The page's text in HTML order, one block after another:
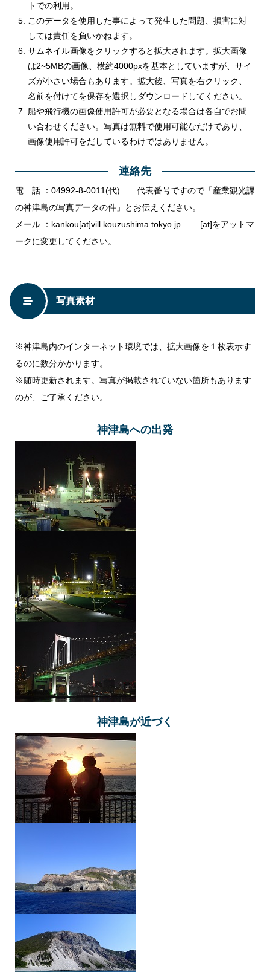
トでの利用。
このデータを使用した事によって発生した問題、損害に対
しては責任を負いかねます。
サムネイル画像をクリックすると拡大されます。拡大画像
は2~5MBの画像、横約4000pxを基本としていますが、サイ
ズが小さい場合もあります。拡大後、写真を右クリック、
名前を付けてを保存を選択しダウンロードしてください。
船や飛行機の画像使用許可が必要となる場合は各自でお問
い合わせください。写真は無料で使用可能なだけであり、
画像使用許可をだしているわけではありません。
連絡先
電 話 ：04992-8-0011(代) 代表番号ですので「産業観光課
の神津島の写真データの件」とお伝えください。
メール ：kankou[at]vill.kouzushima.tokyo.jp [at]をアットマ
ークに変更してください。
写真素材
※神津島内のインターネット環境では、拡大画像を１枚表示す
るのに数分かかります。
※随時更新されます。写真が掲載されていない箇所もあります
のが、ご了承ください。
神津島への出発
神津島が近づく